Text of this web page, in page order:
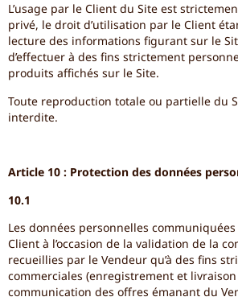
L’usage par le Client du Site est
privé, le droit d’utilisation par le Client
lecture des informations figurant sur le
d’effectuer à des fins strictement
produits affichés sur le Site.
Toute reproduction totale ou partielle du
interdite.
Article 10 : Protection des données
10.1
Les données personnelles
Client à l’occasion de la validation de la
recueillies par le Vendeur qu’à des fins
commerciales (enregistrement et
communication des offres émanant du